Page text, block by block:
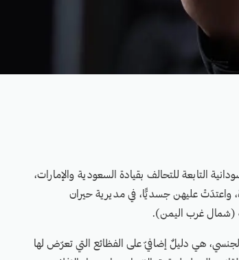
التابعة للتحالف بقيادة السعودية والإمارات،
واعتدَتْ عليهن جسديًّا، في مديرية حيران
(شمال غرب اليمن).
الجنسي، هي دليلٌ إضافيّ على الفظائع التي تعرّض لها